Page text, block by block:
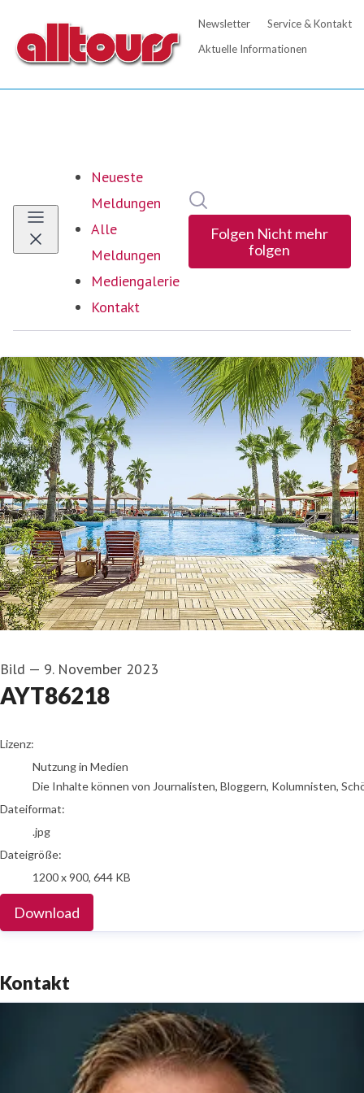
Neueste
Meldungen
Alle
Meldungen
Mediengalerie
Kontakt
Folgen Nicht mehr
folgen
Bild — 9. November 2023
AYT86218
go to media item
Lizenz:
Nutzung in Medien
Die Inhalte können von Journalisten, Bloggern, Kolumnisten,
Dateiformat:
.jpg
Dateigröße:
1200 x 900, 644 KB
Download
Kontakt